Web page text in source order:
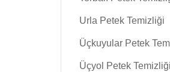
Urla Petek Temizliği
Üçkuyular Petek
Üçyol Petek Temizliği